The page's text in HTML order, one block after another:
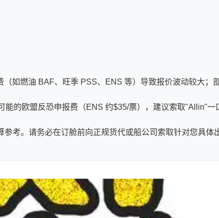
如燃油 BAF、旺季 PSS、ENS 等）导致报价波动较大；
的欧盟反恐申报费（ENS 约$35/票），建议索取"Allin"一
考。请务必在订舱前向正规货代或船公司索取针对您具体